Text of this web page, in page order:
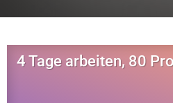
4 Tage arbeiten, 80